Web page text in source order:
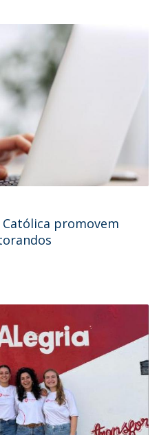
Católica promovem